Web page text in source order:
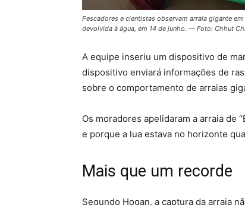
Pescadores e cientistas observam arraia gigante
devolvida à água, em 14 de junho. — Foto: Chhut
A equipe inseriu um dispositivo de
dispositivo enviará informações de
sobre o comportamento de arraias
Os moradores apelidaram a arraia de
e porque a lua estava no horizonte
Mais que um recorde
Segundo Hogan, a captura da arraia